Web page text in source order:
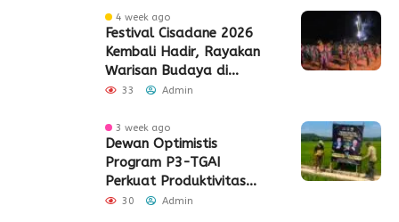
4 week ago
Festival Cisadane 2026
Kembali Hadir, Rayakan
Warisan Budaya di
Jantung Kota Tangerang
33 Admin
3 week ago
Dewan Optimistis
Program P3-TGAI
Perkuat Produktivitas
Pertanian di Lebak
30 Admin